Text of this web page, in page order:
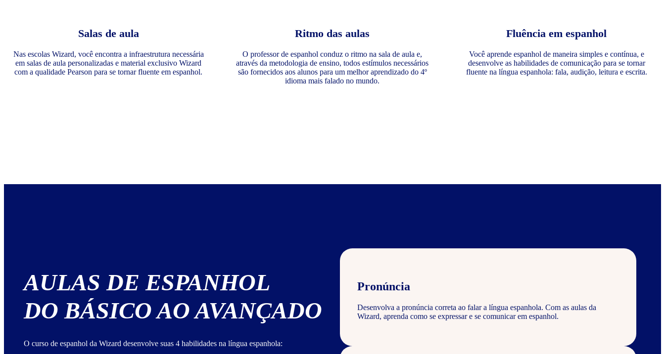
Salas de aula
Nas escolas Wizard, você encontra a infraestrutura necessária
em salas de aula personalizadas e material exclusivo Wizard
com a qualidade Pearson para se tornar fluente em espanhol.
Ritmo das aulas
O professor de espanhol conduz o ritmo na sala de aula e,
através da metodologia de ensino, todos estímulos necessários
são fornecidos aos alunos para um melhor aprendizado do 4º
idioma mais falado no mundo.
Fluência em espanhol
Você aprende espanhol de maneira simples e contínua, e
desenvolve as habilidades de comunicação para se tornar
fluente na língua espanhola: fala, audição, leitura e escrita.
AULAS DE ESPANHOL
DO BÁSICO AO AVANÇADO
O curso de espanhol da Wizard desenvolve suas 4 habilidades na língua espanhola:
Pronúncia
Desenvolva a pronúncia correta ao falar a língua espanhola. Com as aulas da
Wizard, aprenda como se expressar e se comunicar em espanhol.